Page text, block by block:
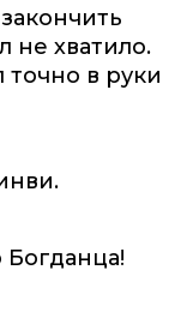
не хватило.
в руки